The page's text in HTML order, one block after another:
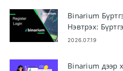
Binarium
Нэвтрэх:
алхамууд
2026.07.19
Binarium дээр